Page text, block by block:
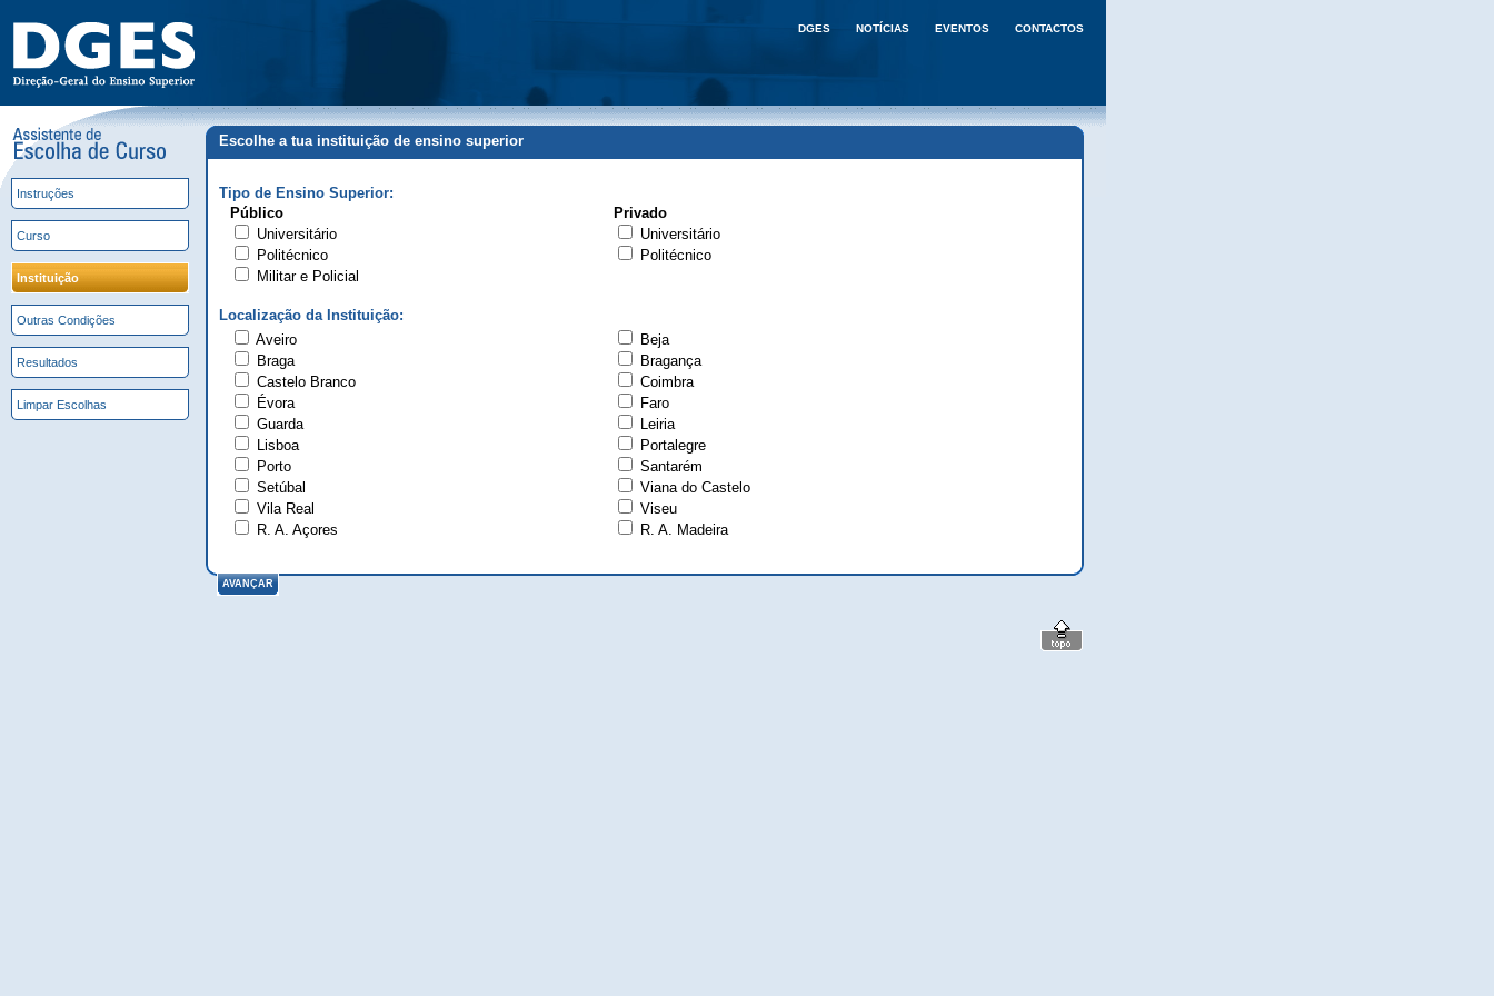
DGES NOTÍCIAS EVENTOS CONTACTOS
Instruções
Curso
Instituição
Outras Condições
Resultados
Limpar Escolhas
Escolhe a tua instituição de ensino superior
Tipo de Ensino Superior:
Público
Privado
Universitário
Universitário
Politécnico
Politécnico
Militar e Policial
Localização da Instituição:
Aveiro
Beja
Braga
Bragança
Castelo Branco
Coimbra
Évora
Faro
Guarda
Leiria
Lisboa
Portalegre
Porto
Santarém
Setúbal
Viana do Castelo
Vila Real
Viseu
R. A. Açores
R. A. Madeira
AVANÇAR